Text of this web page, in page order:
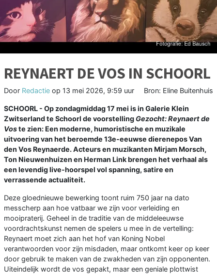
REYNAERT DE VOS IN SCHOORL
Door Redactie op 13 mei 2026, 9:59 uur Bron: Eline Buitenhuis
SCHOORL - Op zondagmiddag 17 mei is in Galerie Klein
Zwitserland te Schoorl de voorstelling Gezocht: Reynaert de
Voste zien: Een moderne, humoristische en muzikale
uitvoering van het beroemde 13e-eeuwse dierenepos Van
den Vos Reynaerde. Acteurs en muzikanten Mirjam Morsch,
Ton Nieuwenhuizen en Herman Link brengen het verhaal als
een levendig live-hoorspel vol spanning, satire en
verrassende actualiteit.
Deze gloednieuwe bewerking toont ruim 750 jaar na dato
messcherp aan hoe vatbaar we zijn voor verleiding en
mooipraterij. Geheel in de traditie van de middeleeuwse
voordrachtskunst nemen de spelers u mee in de vertelling:
Reynaert moet zich aan het hof van Koning Nobel
verantwoorden voor zijn misdaden, maar ontkomt keer op keer
door gebruik te maken van de zwakheden van zijn opponenten.
Uiteindelijk wordt de vos gepakt, maar een geniale plottwist